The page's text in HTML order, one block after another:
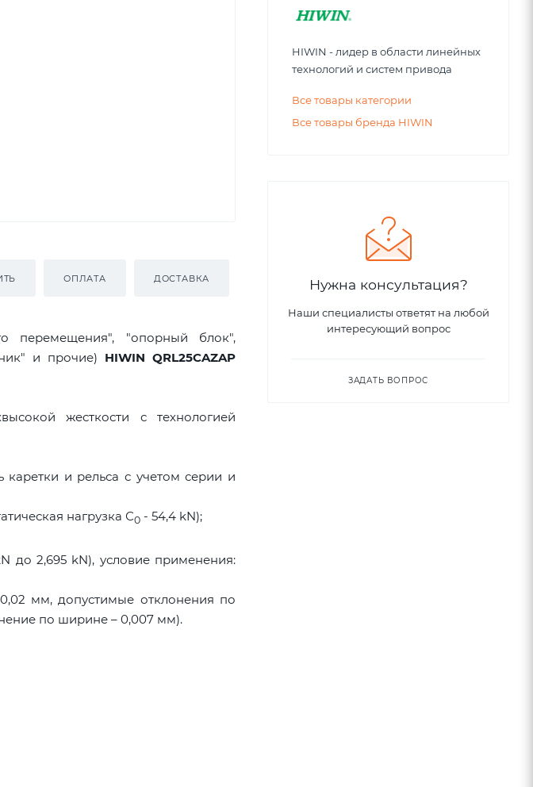
ОПЛАТА ДОСТАВКА
перемещения", "опорный блок",
и прочие) HIWIN QRL25CAZAP
жесткости с технологией
и рельса с учетом серии и
нагрузка С0 - 54,4 kN);
до 2,695 kN), условие применения:
мм, допустимые отклонения по
по ширине – 0,007 мм).
HIWIN - лидер в области линейных
технологий и систем привода
Все товары категории
Все товары бренда HIWIN
Нужна консультация?
Наши специалисты ответят на любой
интересующий вопрос
ЗАДАТЬ ВОПРОС